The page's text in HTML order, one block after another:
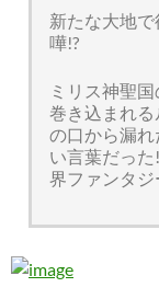
新たな大地
嘩!?
ミリス神聖
巻き込まれ
の口から漏
い言葉だっ
界ファンタジ